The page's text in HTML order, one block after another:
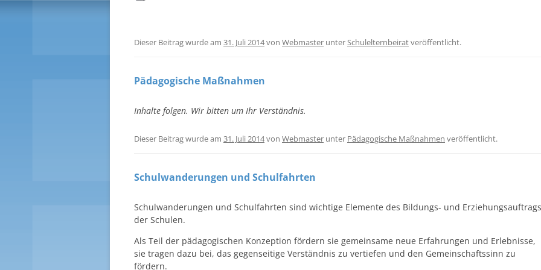
Dieser Beitrag wurde am 31. Juli 2014von Webmaster unterSchulelternbeiratveröffentlicht.
Pädagogische Maßnahmen
Inhalte folgen. Wir bitten um Ihr Verständnis.
Dieser Beitrag wurde am 31. Juli 2014von Webmaster unter Pädagogische Maßnahmen veröffentlicht.
Schulwanderungen und Schulfahrten
Schulwanderungen und Schulfahrten sind wichtige Elemente des Bildungs- und Erziehungsauftrags
der Schulen.
Als Teil der pädagogischen Konzeption fördern sie gemeinsame neue Erfahrungen und Erlebnisse,
sie tragen dazu bei, das gegenseitige Verständnis zu vertiefen und den Gemeinschaftssinn zu
fördern.